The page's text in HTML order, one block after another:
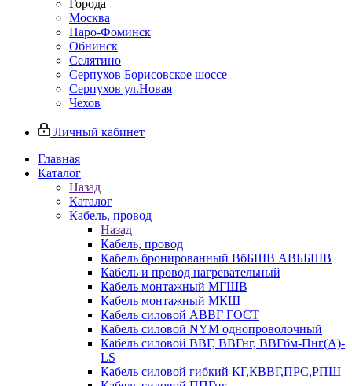
Города
Москва
Наро-Фоминск
Обнинск
Селятино
Серпухов Борисовское шоссе
Серпухов ул.Новая
Чехов
Личный кабинет
Главная
Каталог
Назад
Каталог
Кабель, провод
Назад
Кабель, провод
Кабель бронированный ВбБШВ АВББШВ
Кабель и провод нагревательный
Кабель монтажный МГШВ
Кабель монтажный МКШ
Кабель силовой АВВГ ГОСТ
Кабель силовой NYM однопроволочный
Кабель силовой ВВГ, ВВГнг, ВВГбм-Пнг(А)-
LS
Кабель силовой гибкий КГ,КВВГ,ПРС,РПШ